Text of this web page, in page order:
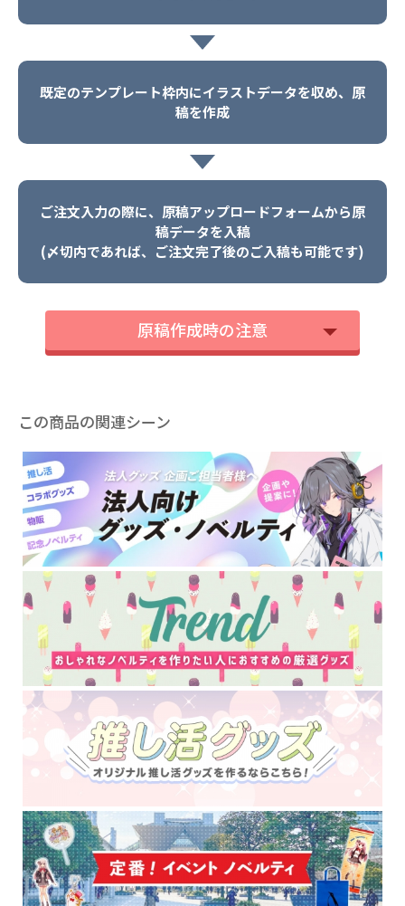
既定のテンプレート枠内にイラストデータを収め、原
稿を作成
ご注文入力の際に、原稿アップロードフォームから原
稿データを入稿
(〆切内であれば、ご注文完了後のご入稿も可能です)
原稿作成時の注意
この商品の関連シーン